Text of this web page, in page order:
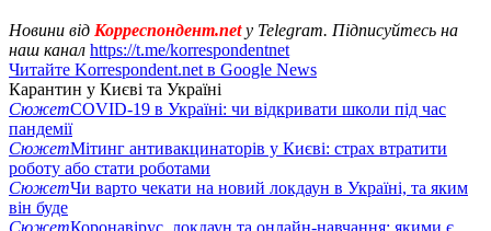
Новини від Корреспондент.net у Telegram. Підписуйтесь на
наш канал https://t.me/korrespondentnet
Читайте Korrespondent.net в Google News
Карантин у Києві та Україні
СюжетCOVID-19 в Україні: чи відкривати школи під час
пандемії
СюжетМітинг антивакцинаторів у Києві: страх втратити
роботу або стати роботами
СюжетЧи варто чекати на новий локдаун в Україні, та яким
він буде
СюжетКоронавірус, локдаун та онлайн-навчання: якими є